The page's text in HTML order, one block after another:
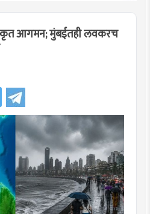
आगमन; मुंबईतही लवकरच